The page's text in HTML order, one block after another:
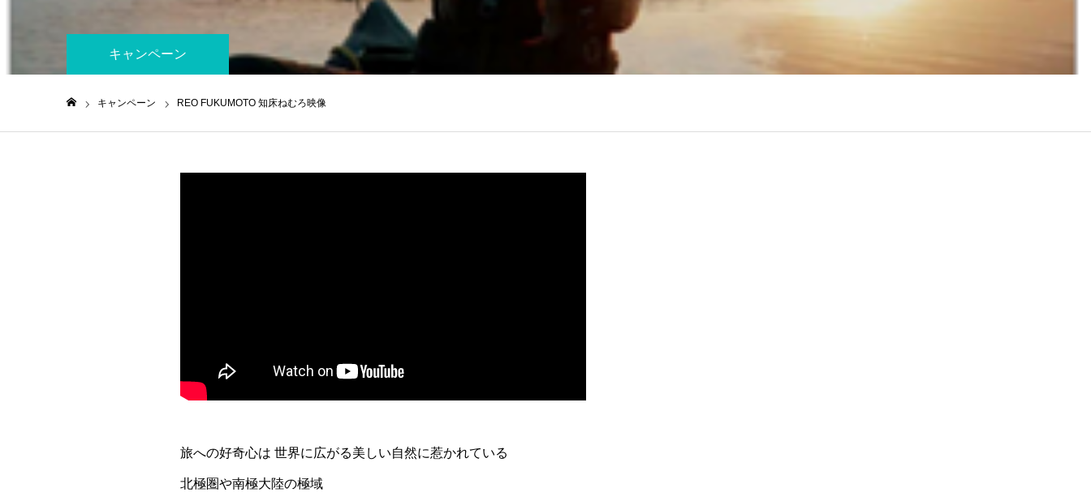
キャンペーン
キャンペーン REO FUKUMOTO 知床ねむろ映像
旅への好奇心は 世界に広がる美しい自然に惹かれている
北極圏や南極大陸の極域